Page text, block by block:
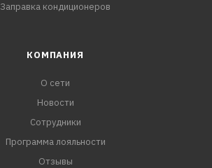
Заправка кондиционеров
КОМПАНИЯ
О сети
Новости
Сотрудники
Программа лояльности
Отзывы